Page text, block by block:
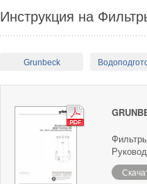
Инструкция на
Grunbeck